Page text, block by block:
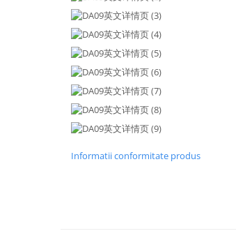
Informatii conformitate produs